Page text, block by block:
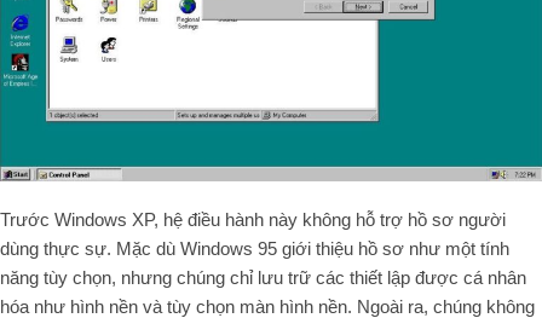
Trước Windows XP, hệ điều hành này không hỗ trợ hồ sơ người
dùng thực sự. Mặc dù Windows 95 giới thiệu hồ sơ như một tính
năng tùy chọn, nhưng chúng chỉ lưu trữ các thiết lập được cá nhân
hóa như hình nền và tùy chọn màn hình nền. Ngoài ra, chúng không